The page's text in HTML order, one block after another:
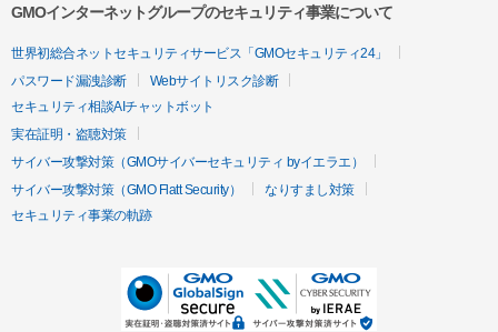
GMOインターネットグループのセキュリティ事業について
世界初総合ネットセキュリティサービス「GMOセキュリティ24」
パスワード漏洩診断
Webサイトリスク診断
セキュリティ相談AIチャットボット
実在証明・盗聴対策
サイバー攻撃対策（GMOサイバーセキュリティ byイエラエ）
サイバー攻撃対策（GMO Flatt Security）
なりすまし対策
セキュリティ事業の軌跡